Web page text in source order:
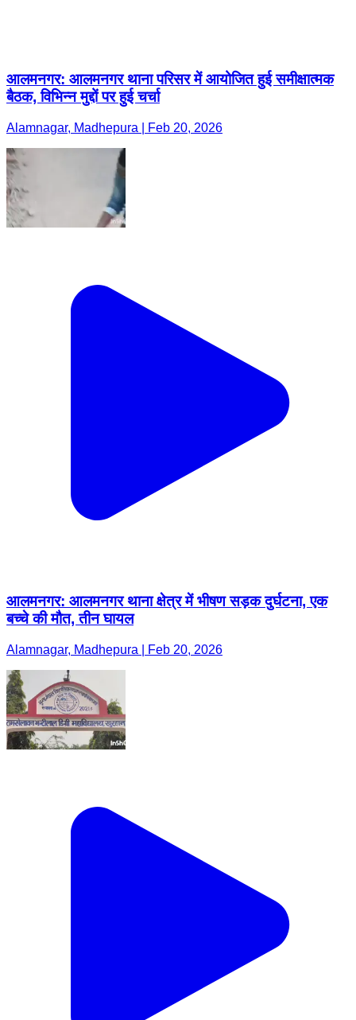
आलमनगर: आलमनगर थाना परिसर में आयोजित हुई समीक्षात्मक
बैठक, विभिन्न मुद्दों पर हुई चर्चा
Alamnagar, Madhepura | Feb 20, 2026
आलमनगर: आलमनगर थाना क्षेत्र में भीषण सड़क दुर्घटना, एक
बच्चे की मौत, तीन घायल
Alamnagar, Madhepura | Feb 20, 2026